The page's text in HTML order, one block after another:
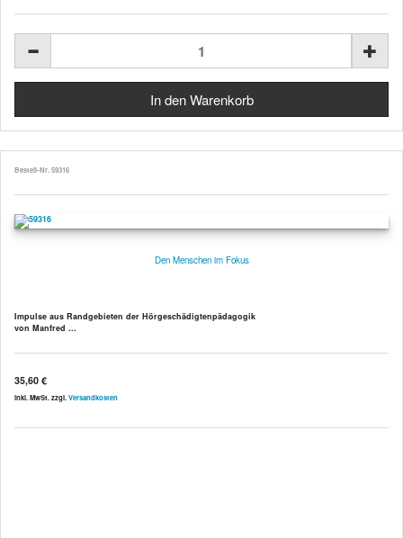
Bestell-Nr. 59316
Den Menschen im Fokus
Impulse aus Randgebieten der Hörgeschädigtenpädagogik
von Manfred ...
35,60 €
inkl. MwSt. zzgl. Versandkosten